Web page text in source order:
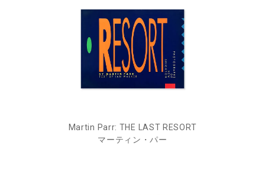
Martin Parr: THE LAST RESORT
マーティン・パー